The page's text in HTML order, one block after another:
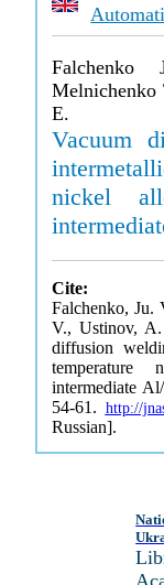
E.
Vacuum
nickel
Cite:
Falchenko, Ju.
V., Ustinov,
diffusion
intermediate
54-61. http://
Russian].